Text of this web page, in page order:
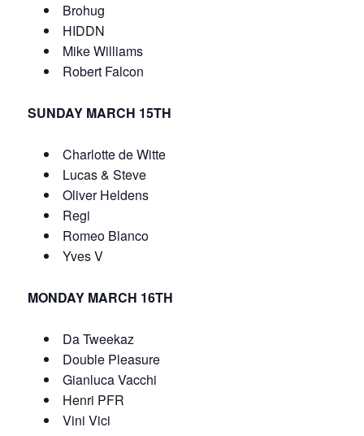
Brohug
HIDDN
Mike Williams
Robert Falcon
SUNDAY MARCH 15TH
Charlotte de Witte
Lucas & Steve
Oliver Heldens
Regi
Romeo Blanco
Yves V
MONDAY MARCH 16TH
Da Tweekaz
Double Pleasure
Gianluca Vacchi
Henri PFR
Vini Vici